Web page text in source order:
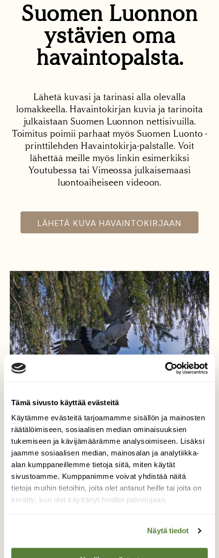
Tämä sivusto käyttää evästeitä
Käytämme evästeitä tarjoamamme sisällön ja mainosten
räätälöimiseen, sosiaalisen median ominaisuuksien
tukemiseen ja kävijämäärämme analysoimiseen. Lisäksi
jaamme sosiaalisen median, mainosalan ja analytiikka-
alan kumppaneillemme tietoja siitä, miten käytät
sivustoamme. Kumppanimme voivat yhdistää näitä
tietoja muihin tietoihin, joita olet antanut heille tai joita on
kerätty, kun olet käyttänyt heidän palvelujaan.
Näytä tiedot
Suomen Luonnon
ystävien oma
havaintopalsta.
Lähetä kuvasi ja tarinasi alla olevalla
lomakkeella. Havaintokirjan kuvia ja tarinoita
julkaistaan Suomen Luonnon nettisivuilla.
Toimitus poimii parhaat myös Suomen Luonto -
printtilehden Havaintokirja-palstalle. Voit
lähettää meille myös linkin esimerkiksi
Youtubessa tai Vimeossa julkaisemaasi
luontoaiheiseen videoon.
LÄHETÄ KUVA HAVAINTOKIRJAAN
Sepelkyyhkyt.
Kuusesta kuului sipien läiskettä kun
sepelkyyhkyt kisailivat naaraasta.
Valokuvaaja: Paavo Siukonen, Helsinki, Malmi.
TAKAISIN LISTAAN